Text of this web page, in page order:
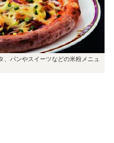
、パンやスイーツなどの米粉メニュ